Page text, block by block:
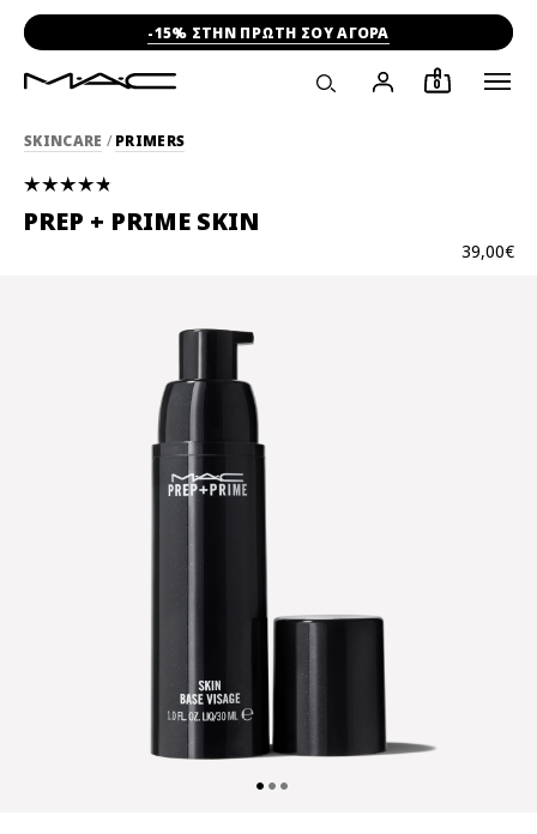
-15% ΣΤΗΝ ΠΡΩΤΗ ΣΟΥ ΑΓΟΡΑ
0
SKINCARE / PRIMERS
PREP + PRIME SKIN
39,00€